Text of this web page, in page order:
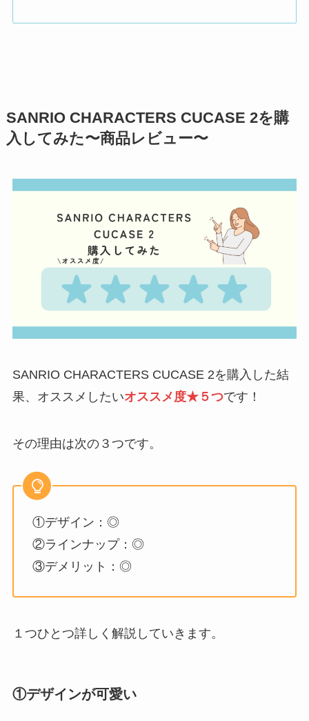
SANRIO CHARACTERS CUCASE 2を購
入してみた〜商品レビュー〜
SANRIO CHARACTERS CUCASE 2を購入した結
果、オススメしたいオススメ度★５つです！
その理由は次の３つです。
①デザイン：◎
②ラインナップ：◎
③デメリット：◎
１つひとつ詳しく解説していきます。
①デザインが可愛い